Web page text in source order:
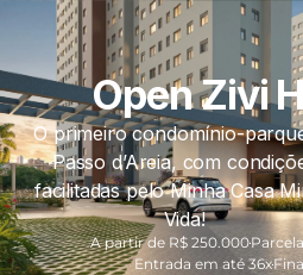
Open Zivi
O primeiro condomínio-
Passo d’Areia, com
facilitadas pelo Minha Casa
Vida!
A partir de R$ 250.000
Entrada em até 36x​